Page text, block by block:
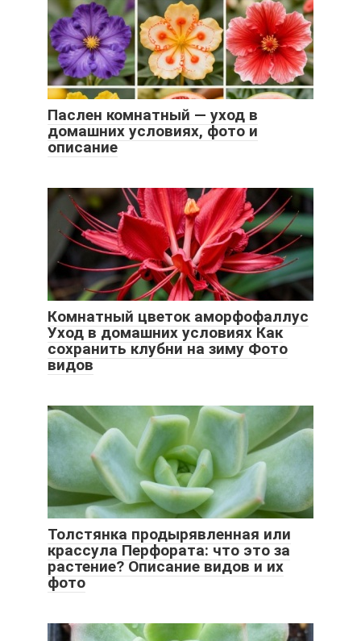
Паслен комнатный — уход в
домашних условиях, фото и
описание
Комнатный цветок аморфофаллус
Уход в домашних условиях Как
сохранить клубни на зиму Фото
видов
Толстянка продырявленная или
крассула Перфората: что это за
растение? Описание видов и их
фото